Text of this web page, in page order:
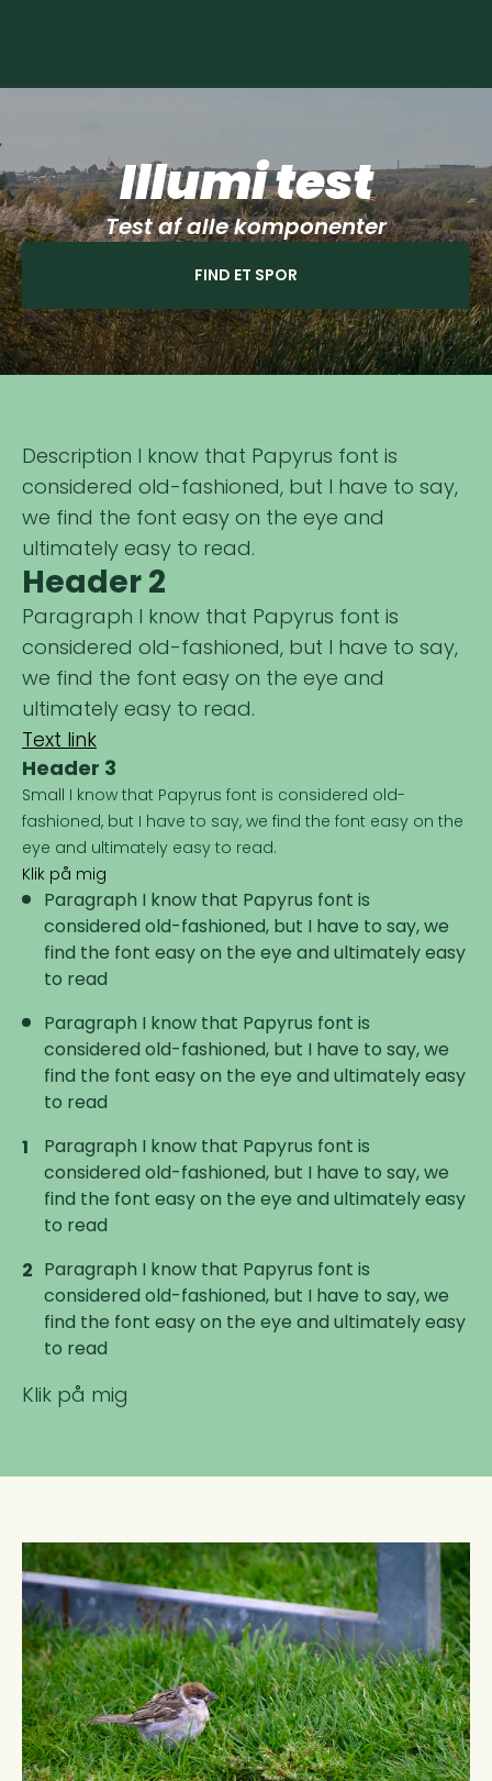
Illumi test
Test af alle komponenter
FIND ET SPOR
Description I know that Papyrus font is
considered old-fashioned, but I have to say,
we find the font easy on the eye and
ultimately easy to read.
Header 2
Paragraph I know that Papyrus font is
considered old-fashioned, but I have to say,
we find the font easy on the eye and
ultimately easy to read.
Text link
Header 3
Small I know that Papyrus font is considered old-
fashioned, but I have to say, we find the font easy on the
eye and ultimately easy to read.
Klik på mig
Paragraph I know that Papyrus font is
considered old-fashioned, but I have to say, we
find the font easy on the eye and ultimately easy
to read
Paragraph I know that Papyrus font is
considered old-fashioned, but I have to say, we
find the font easy on the eye and ultimately easy
to read
Paragraph I know that Papyrus font is
considered old-fashioned, but I have to say, we
find the font easy on the eye and ultimately easy
to read
Paragraph I know that Papyrus font is
considered old-fashioned, but I have to say, we
find the font easy on the eye and ultimately easy
to read
Klik på mig